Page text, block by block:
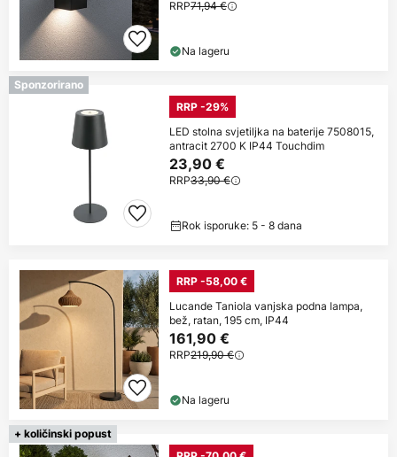
RRP71,94 €
Na lageru
Sponzorirano
RRP -29%
LED stolna svjetiljka na baterije 7508015,
antracit 2700 K IP44 Touchdim
23,90 €
RRP33,90 €
Rok isporuke: 5 - 8 dana
RRP -58,00 €
Lucande Taniola vanjska podna lampa,
bež, ratan, 195 cm, IP44
161,90 €
RRP219,90 €
Na lageru
+ količinski popust